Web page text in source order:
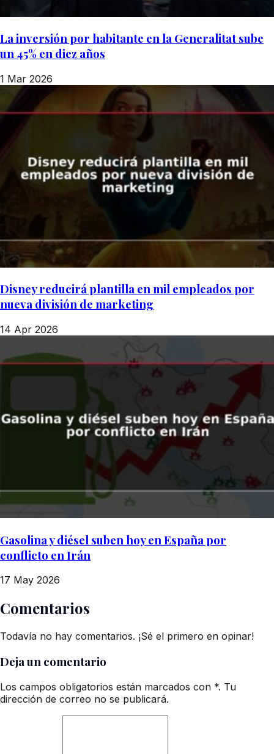
La inversión por habitante en la Generalitat sube
un 45% en diez años
1 Mar 2026
Disney reducirá plantilla en mil empleados por
nueva división de marketing
14 Apr 2026
Gasolina y diésel suben hoy en España por
conflicto en Irán
17 May 2026
Comentarios
Todavía no hay comentarios. ¡Sé el primero en opinar!
Deja un comentario
Los campos obligatorios están marcados con *. Tu
dirección de correo no se publicará.